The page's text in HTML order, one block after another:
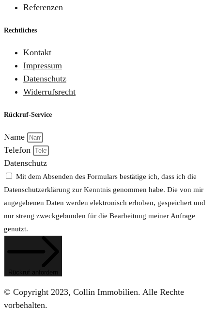
Referenzen
Rechtliches
Kontakt
Impressum
Datenschutz
Widerrufsrecht
Rückruf-Service
Name
Telefon
Datenschutz
Mit dem Absenden des Formulars bestätige ich, dass ich die
Datenschutzerklärung zur Kenntnis genommen habe. Die von mir
angegebenen Daten werden elektronisch erhoben, gespeichert und
nur streng zweckgebunden für die Bearbeitung meiner Anfrage
genutzt.
Rückruf anfordern
© Copyright 2023, Collin Immobilien. Alle Rechte
vorbehalten.